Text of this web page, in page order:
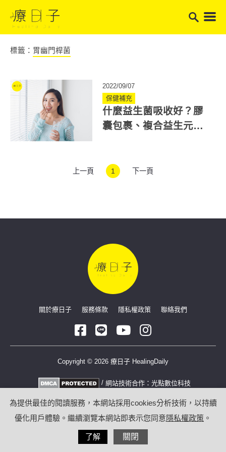
標籤： 胃幽門桿菌
2022/09/07
保健補充
什麼益生菌吸收好？膠
囊包裹、複合益生元較
上一頁 1 下一頁
關於療日子 服務條款 隱私權政策 聯絡我們
Copyright © 2026 療日子 HealingDaily
/ 網站技術合作： 光點數位科技
為提供最佳的閱讀服務，本網站採用cookies分析技術，以持續
優化用戶體驗。繼續瀏覽本網站即表示您同意隱私權政策 。
了解 關閉